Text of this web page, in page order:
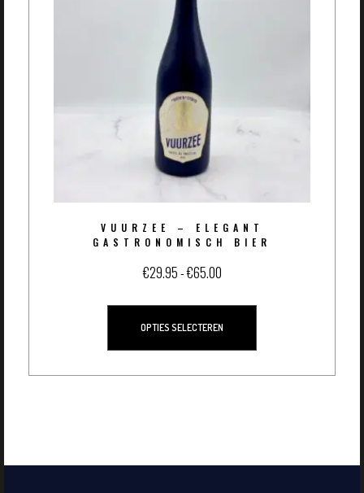
VUURZEE – ELEGANT
GASTRONOMISCH BIER
€29.95-€65.00
OPTIES SELECTEREN